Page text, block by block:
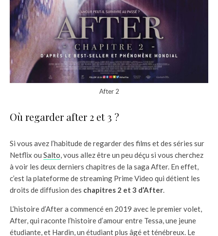
After 2
Où regarder after 2 et 3 ?
Si vous avez l’habitude de regarder des films et des séries sur
Netflix ou Salto, vous allez être un peu déçu si vous cherchez
à voir les deux derniers chapitres de la saga After. En effet,
c’est la plateforme de streaming Prime Video qui détient les
droits de diffusion des chapitres 2 et 3 d’After.
L’histoire d’After a commencé en 2019 avec le premier volet,
After, qui raconte l’histoire d’amour entre Tessa, une jeune
étudiante, et Hardin, un étudiant plus âgé et ténébreux. Le